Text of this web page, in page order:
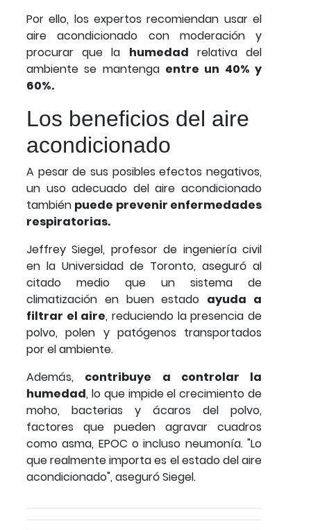
Por ello, los expertos recomiendan usar el
aire acondicionado con moderación y
procurar que la humedad relativa del
ambiente se mantenga entre un 40% y
60%.
Los beneficios del aire
acondicionado
A pesar de sus posibles efectos negativos,
un uso adecuado del aire acondicionado
también puede prevenir enfermedades
respiratorias.
Jeffrey Siegel, profesor de ingeniería civil
en la Universidad de Toronto, aseguró al
citado medio que un sistema de
climatización en buen estado ayuda a
filtrar el aire, reduciendo la presencia de
polvo, polen y patógenos transportados
por el ambiente.
Además, contribuye a controlar la
humedad, lo que impide el crecimiento de
moho, bacterias y ácaros del polvo,
factores que pueden agravar cuadros
como asma, EPOC o incluso neumonía. "Lo
que realmente importa es el estado del aire
acondicionado", aseguró Siegel.